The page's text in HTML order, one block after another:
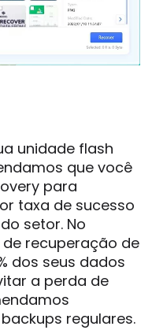
unidade flash
que você
para
taxa de sucesso
setor. No
recuperação de
dos seus dados
a perda de
regulares.